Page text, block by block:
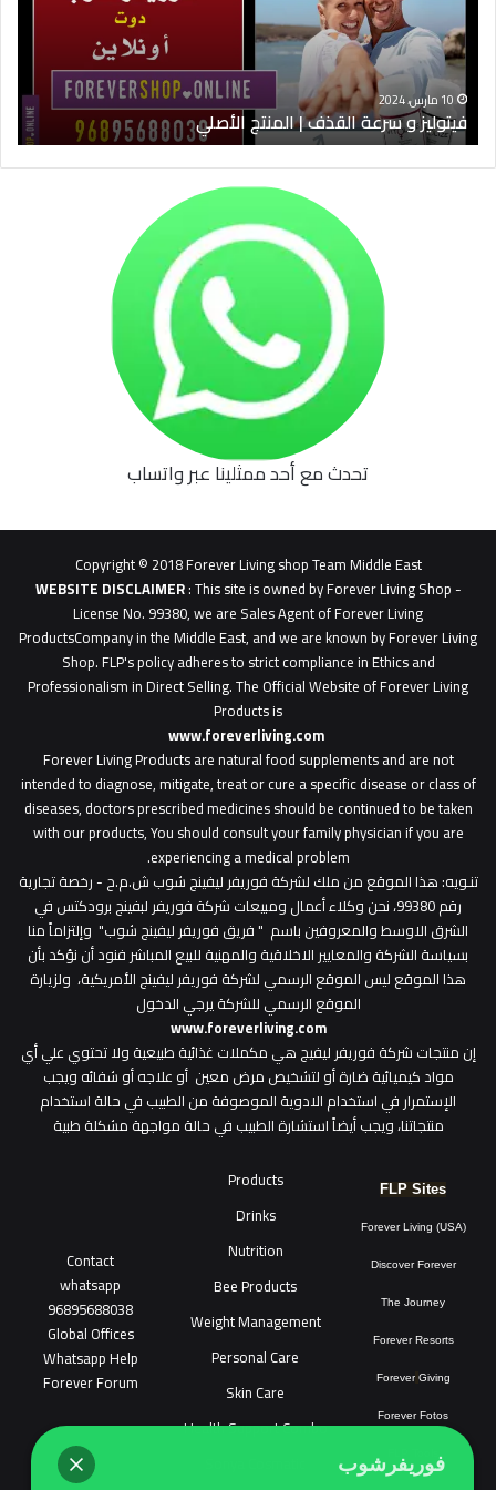
المنتج
الأصلي
10 مارس، 2024
فيتوليز و سرعة القذف | المنتج الأصلي
تحدث مع أحد ممثلينا عبر واتساب
Copyright © 2018 Forever Living shop Team Middle East
WEBSITE DISCLAIMER: This site is owned by Forever Living Shop -
License No. 99380, we are Sales Agent of Forever Living
ProductsCompany in the Middle East, and we are known by Forever Living
Shop. FLP's policy adheres to strict compliance in Ethics and
Professionalism in Direct Selling. The Official Website of Forever Living
Products is
www.foreverliving.com
Forever Living Products are natural food supplements and are not
intended to diagnose, mitigate, treat or cure a specific disease or class of
diseases, doctors prescribed medicines should be continued to be taken
with our products, You should consult your family physician if you are
experiencing a medical problem.
تنـويه: هذا الموقع من ملك لشركة فوريفر ليفينج شوب ش.م.ح - رخصة تجارية
رقم 99380، نحن وكلاء أعمال ومبيعات شركة فوريفر لبفينج برودكتس في
الشرق الاوسط والمعروفين باسم " فريق فوريفر ليفينج شوب" وإلتزاماً منا
بسياسة الشركة والمعايير الاخلاقية والمهنية للبيع المباشر فنود أن نؤكد بأن
هذا الموقع ليس الموقع الرسمي لشركة فوريفر ليفينج الأمريكية، ولزيارة
الموقع الرسمي للشركة يرجي الدخول
www.foreverliving.com
​إن منتجات شركة فوريفر ليفيج هي مكملات غذائية طبيعية ولا تحتوي علي أي
مواد كيميائية ضارة أو لتشخيص مرض معين أو علاجه أو شفائه ويجب
الإستمرار في استخدام الادوية الموصوفة من الطبيب في حالة استخدام
منتجاتنا، ويجب أيضاً استشارة الطبيب في حالة مواجهة مشكلة طبية
FLP Sites
Forever Living (USA)
Discover Forever
The Journey
Forever Resorts
Forever Giving
Forever Fotos
Products
Drinks
Nutrition
Bee Products
Weight Management
Personal Care
Skin Care
Health Support Combo
Contact
whatsapp
96895688038
Global Offices
Whatsapp Help
Forever Forum
فوريفرشوب